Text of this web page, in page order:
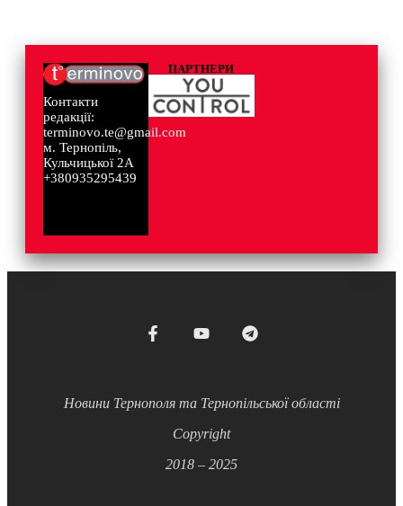
Контакти
редакції:
terminovo.te@gmail.com
м. Тернопіль,
Кульчицької 2А
+380935295439
ПАРТНЕРИ
Новини Тернополя та Тернопільської області
Copyright
2018 – 2025